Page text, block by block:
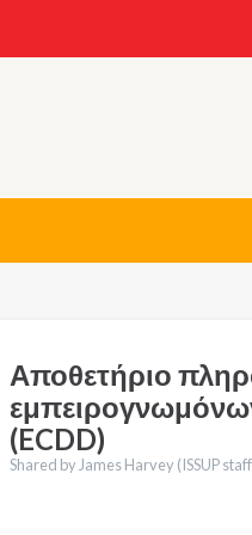
Αποθετήριο
(ECDD)
Shared by James Harvey (ISSUP